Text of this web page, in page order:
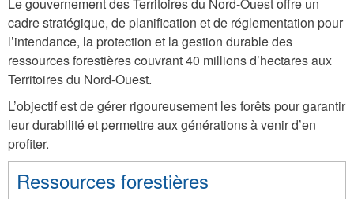
cadre stratégique, de planification et de réglementation pour
l’intendance, la protection et la gestion durable des
ressources forestières couvrant 40 millions d’hectares aux
Territoires du Nord-Ouest.
L’objectif est de gérer rigoureusement les forêts pour garantir
leur durabilité et permettre aux générations à venir d’en
profiter.
Ressources forestières